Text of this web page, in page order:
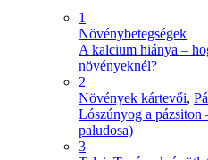
1
Növénybetegségek
A kalcium hiánya –
növényeknél?
2
Növények kártevői,
Lószúnyog a pázsiton
paludosa)
3